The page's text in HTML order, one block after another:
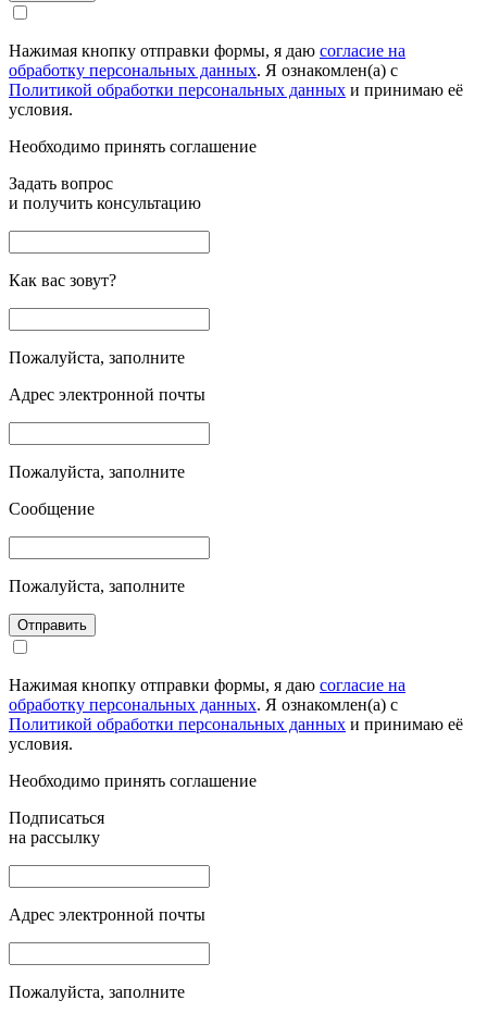
Нажимая кнопку отправки формы, я даю согласие на
обработку персональных данных. Я ознакомлен(а) с
Политикой обработки персональных данных и принимаю её
условия.
Необходимо принять соглашение
Задать вопрос
и получить консультацию
Как вас зовут?
Пожалуйста, заполните
Адрес электронной почты
Пожалуйста, заполните
Сообщение
Пожалуйста, заполните
Отправить
Нажимая кнопку отправки формы, я даю согласие на
обработку персональных данных. Я ознакомлен(а) с
Политикой обработки персональных данных и принимаю её
условия.
Необходимо принять соглашение
Подписаться
на рассылку
Адрес электронной почты
Пожалуйста, заполните